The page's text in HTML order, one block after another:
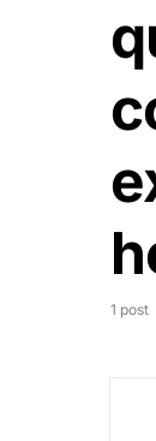
1 post